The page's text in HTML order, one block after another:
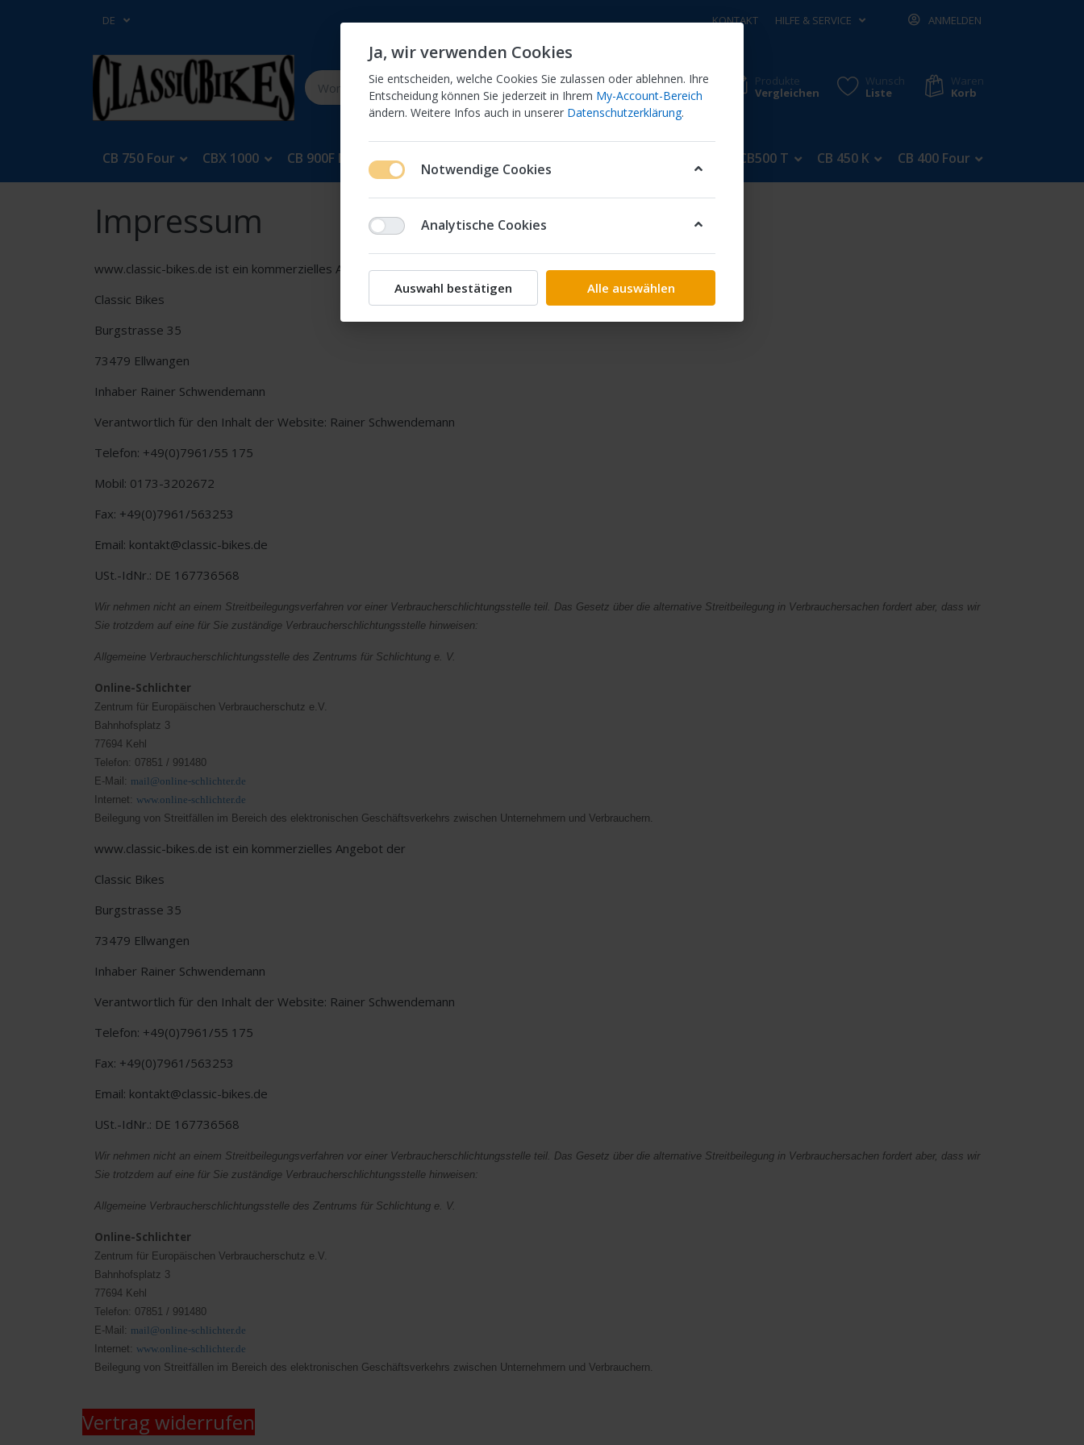
DE KONTAKT HILFE & SERVICE ANMELDEN
Produkte
Vergleichen
Wunsch
Liste
Waren
Korb
CB 750 Four CBX 1000 CB 900F Bol Dor CB500 T CB 450 K CB 400 Four
Impressum
www.classic-bikes.de ist ein kommerzielles Angebot der
Classic Bikes
Burgstrasse 35
73479 Ellwangen
Inhaber Rainer Schwendemann
Verantwortlich für den Inhalt der Website: Rainer Schwendemann
Telefon: +49(0)7961/55 175
Mobil: 0173-3202672
Fax: +49(0)7961/563253
Email: kontakt@classic-bikes.de
USt.-IdNr.: DE 167736568
Wir nehmen nicht an einem Streitbeilegungsverfahren vor einer Verbraucherschlichtungsstelle teil. Das Gesetz über die alternative Streitbeilegung in Verbrauchersachen fordert aber, dass wir
Sie trotzdem auf eine für Sie zuständige Verbraucherschlichtungsstelle hinweisen:
Allgemeine Verbraucherschlichtungsstelle des Zentrums für Schlichtung e. V.
Online-Schlichter
Zentrum für Europäischen Verbraucherschutz e.V.
Bahnhofsplatz 3
77694 Kehl
Telefon: 07851 / 991480
E-Mail: mail@online-schlichter.de
Internet: www.online-schlichter.de
Beilegung von Streitfällen im Bereich des elektronischen Geschäftsverkehrs zwischen Unternehmern und Verbrauchern.
www.classic-bikes.de ist ein kommerzielles Angebot der
Classic Bikes
Burgstrasse 35
73479 Ellwangen
Inhaber Rainer Schwendemann
Verantwortlich für den Inhalt der Website: Rainer Schwendemann
Telefon: +49(0)7961/55 175
Fax: +49(0)7961/563253
Email: kontakt@classic-bikes.de
USt.-IdNr.: DE 167736568
Wir nehmen nicht an einem Streitbeilegungsverfahren vor einer Verbraucherschlichtungsstelle teil. Das Gesetz über die alternative Streitbeilegung in Verbrauchersachen fordert aber, dass wir
Sie trotzdem auf eine für Sie zuständige Verbraucherschlichtungsstelle hinweisen:
Allgemeine Verbraucherschlichtungsstelle des Zentrums für Schlichtung e. V.
Online-Schlichter
Zentrum für Europäischen Verbraucherschutz e.V.
Bahnhofsplatz 3
77694 Kehl
Telefon: 07851 / 991480
E-Mail: mail@online-schlichter.de
Internet: www.online-schlichter.de
Beilegung von Streitfällen im Bereich des elektronischen Geschäftsverkehrs zwischen Unternehmern und Verbrauchern.
Vertrag widerrufen
Ja, wir verwenden Cookies
Sie entscheiden, welche Cookies Sie zulassen oder ablehnen. Ihre
Entscheidung können Sie jederzeit in Ihrem My-Account-Bereich
ändern. Weitere Infos auch in unserer Datenschutzerklärung.
Notwendige Cookies
Analytische Cookies
Auswahl bestätigen Alle auswählen